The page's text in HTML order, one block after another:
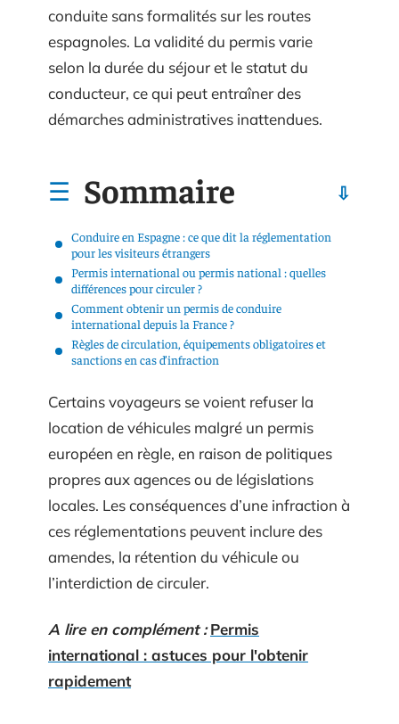
conduite sans formalités sur les routes
espagnoles. La validité du permis varie
selon la durée du séjour et le statut du
conducteur, ce qui peut entraîner des
démarches administratives inattendues.
Sommaire
Conduire en Espagne : ce que dit la réglementation
pour les visiteurs étrangers
Permis international ou permis national : quelles
différences pour circuler ?
Comment obtenir un permis de conduire
international depuis la France ?
Règles de circulation, équipements obligatoires et
sanctions en cas d’infraction
Certains voyageurs se voient refuser la
location de véhicules malgré un permis
européen en règle, en raison de politiques
propres aux agences ou de législations
locales. Les conséquences d’une infraction à
ces réglementations peuvent inclure des
amendes, la rétention du véhicule ou
l’interdiction de circuler.
A lire en complément : Permis
international : astuces pour l'obtenir
rapidement